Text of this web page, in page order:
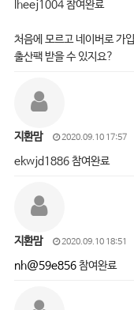
lheej1004 참여완료
처음에 모르고 네이버로 가
출산팩 받을 수 있지요?
지환맘 2020.09.10 17:57
ekwjd1886 참여완료
지환맘 2020.09.10 18:51
nh@59e856참여완료